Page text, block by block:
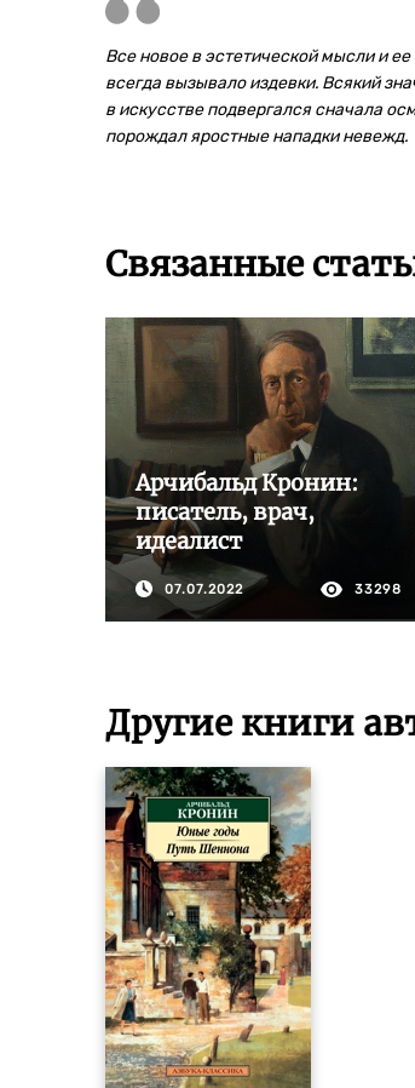
Все новое в эстетической мысли и
всегда вызывало издевки. Всякий
в искусстве подвергался сначала
порождал яростные нападки невежд.
Связанные
Арчибальд Кронин:
писатель, врач,
идеалист
07.07.2022 33298
Другие книги